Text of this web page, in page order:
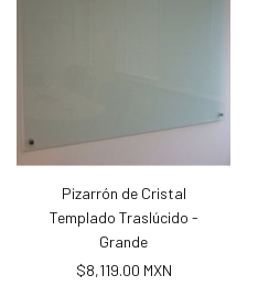
Pizarrón de Cristal
Templado Traslúcido -
Grande
$8,119.00 MXN